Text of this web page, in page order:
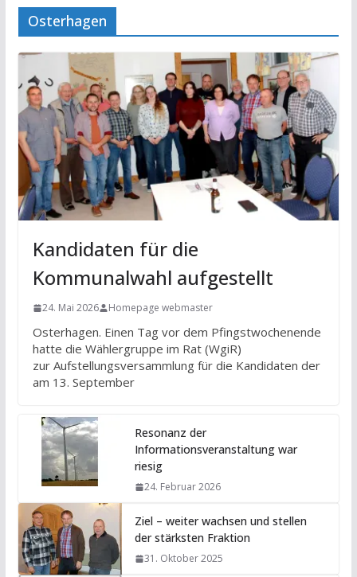
Osterhagen
Kandidaten für die
Kommunalwahl aufgestellt
24. Mai 2026 Homepage webmaster
Osterhagen. Einen Tag vor dem Pfingstwochenende
hatte die Wählergruppe im Rat (WgiR)
zur Aufstellungsversammlung für die Kandidaten der
am 13. September
Resonanz der
Informationsveranstaltung war
riesig
24. Februar 2026
Ziel – weiter wachsen und stellen
der stärksten Fraktion
31. Oktober 2025